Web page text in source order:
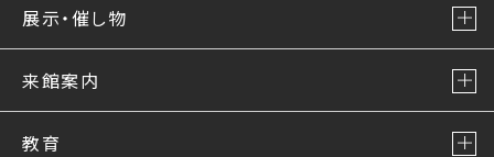
展示・催し物
来館案内
教育